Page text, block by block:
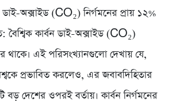
ডাই-অক্সাইড (CO₂) নির্গমনের প্রায় ১২%
কার্বন ডাই-অক্সাইড (CO₂)
থাকে। এই পরিসংখ্যানগুলো দেখায় যে,
প্রভাবিত করলেও, এর জবাবদিহিতার
দেশের ওপরই বর্তায়। কার্বন নির্গমনের